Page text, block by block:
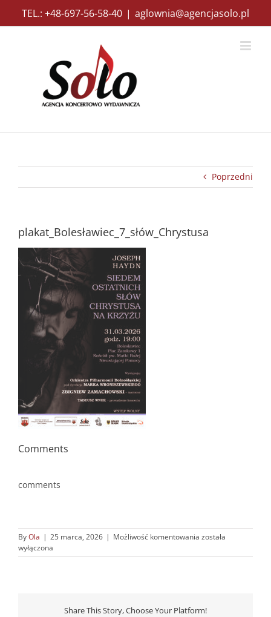
zawartości
TEL.: +48-697-56-58-40 | aglownia@agencjasolo.pl
Poprzedni
plakat_Bolesławiec_7_słów_Chrystusa
Comments
comments
ByOla | 25 marca, 2026 | Możliwość komentowania została
wyłączona
Share This Story, Choose Your Platform!